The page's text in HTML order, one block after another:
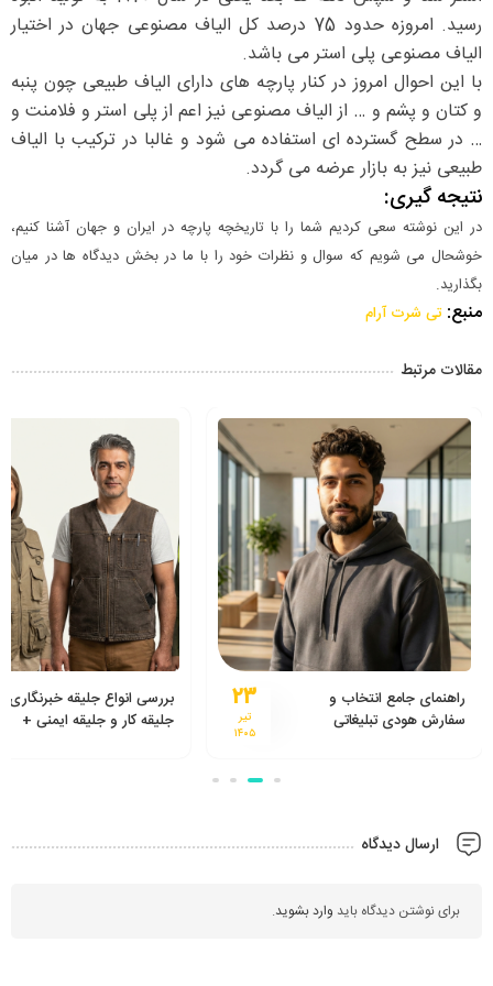
رسید. امروزه حدود 75 درصد کل الیاف مصنوعی جهان در اختیار
الیاف مصنوعی پلی استر می باشد.
با این احوال امروز در کنار پارچه های دارای الیاف طبیعی چون پنبه
و کتان و پشم و … از الیاف مصنوعی نیز اعم از پلی استر و فلامنت و
… در سطح گسترده ای استفاده می شود و غالبا در ترکیب با الیاف
طبیعی نیز به بازار عرضه می گردد.
نتیجه گیری:
در این نوشته سعی کردیم شما را با تاریخچه پارچه در ایران و جهان آشنا کنیم،
خوشحال می شویم که سوال و نظرات خود را با ما در بخش دیدگاه ها در میان
بگذارید.
منبع: تی شرت آرام
مقالات مرتبط
۲۳
تیر
۱۴۰۵
راهنمای جامع انتخاب و
سفارش هودی تبلیغاتی
بررسی انواع جلیقه خبرنگاری،
جلیقه کار و جلیقه ایمنی +
ارسال دیدگاه
برای نوشتن دیدگاه باید وارد بشوید.